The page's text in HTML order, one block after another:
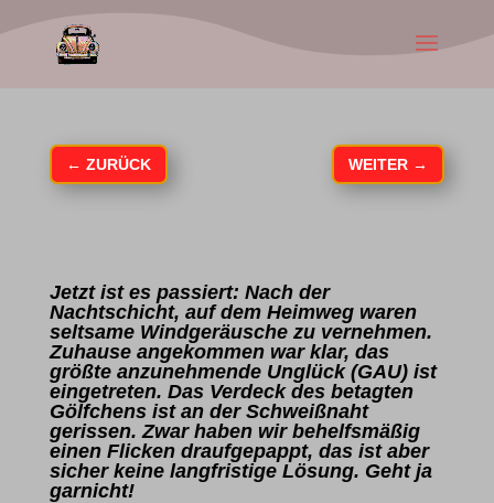
← ZURÜCK WEITER →
Jetzt ist es passiert: Nach der
Nachtschicht, auf dem Heimweg waren
seltsame Windgeräusche zu vernehmen.
Zuhause angekommen war klar, das
größte anzunehmende Unglück (GAU) ist
eingetreten. Das Verdeck des betagten
Gölfchens ist an der Schweißnaht
gerissen. Zwar haben wir behelfsmäßig
einen Flicken draufgepappt, das ist aber
sicher keine langfristige Lösung. Geht ja
garnicht!